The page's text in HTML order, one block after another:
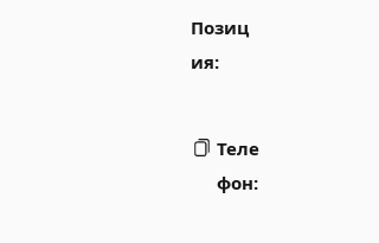
Позиц
ия:
Теле
фон: